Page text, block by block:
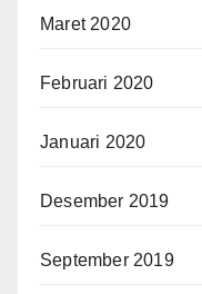
Maret 2020
Februari 2020
Januari 2020
Desember 2019
September 2019